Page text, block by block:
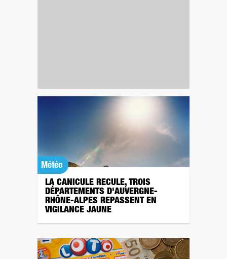
Météo
LA CANICULE RECULE, TROIS
DÉPARTEMENTS D'AUVERGNE-
RHÔNE-ALPES REPASSENT EN
VIGILANCE JAUNE